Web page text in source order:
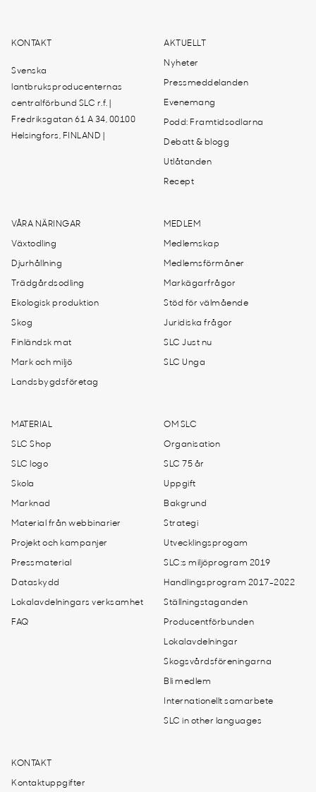
KONTAKT
Svenska
lantbruksproducenternas
centralförbund SLC r.f. |
Fredriksgatan 61 A 34, 00100
Helsingfors, FINLAND |
AKTUELLT
Nyheter
Pressmeddelanden
Evenemang
Podd: Framtidsodlarna
Debatt & blogg
Utlåtanden
Recept
VÅRA NÄRINGAR
Växtodling
Djurhållning
Trädgårdsodling
Ekologisk produktion
Skog
Finländsk mat
Mark och miljö
Landsbygdsföretag
MEDLEM
Medlemskap
Medlemsförmåner
Markägarfrågor
Stöd för välmående
Juridiska frågor
SLC Just nu
SLC Unga
MATERIAL
SLC Shop
SLC logo
Skola
Marknad
Material från webbinarier
Projekt och kampanjer
Pressmaterial
Dataskydd
Lokalavdelningars verksamhet
FAQ
OM SLC
Organisation
SLC 75 år
Uppgift
Bakgrund
Strategi
Utvecklingsprogam
SLC:s miljöprogram 2019
Handlingsprogram 2017-2022
Ställningstaganden
Producentförbunden
Lokalavdelningar
Skogsvårdsföreningarna
Bli medlem
Internationellt samarbete
SLC in other languages
KONTAKT
Kontaktuppgifter